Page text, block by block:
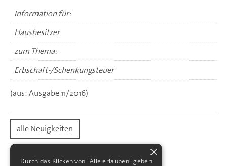
Information für:
Hausbesitzer
zum Thema:
Erbschaft-/Schenkungsteuer
(aus: Ausgabe 11/2016)
alle Neuigkeiten
×
Durch das Klicken von "Alle erlauben" geben